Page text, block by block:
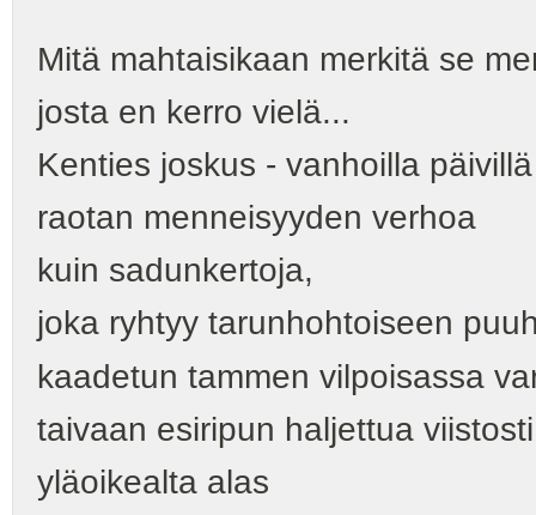
Mitä mahtaisikaan merkitä se
josta en kerro vielä...
Kenties joskus - vanhoilla päivillä
raotan menneisyyden verhoa
kuin sadunkertoja,
joka ryhtyy tarunhohtoiseen
kaadetun tammen vilpoisassa
taivaan esiripun haljettua viistosti
yläoikealta alas